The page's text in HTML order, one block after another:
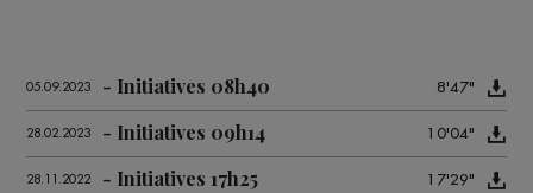
05.09.2023 Initiatives 08h40 8'47"
28.02.2023 Initiatives 09h14 10'04"
28.11.2022 Initiatives 17h25 17'29"